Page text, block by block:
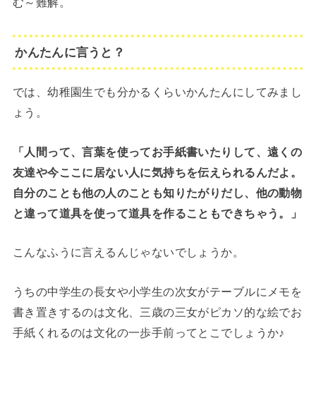
かんたんに言うと？
では、幼稚園生でも分かるくらいかんたんにしてみまし
ょう。
「人間って、言葉を使ってお手紙書いたりして、遠くの
友達や今ここに居ない人に気持ちを伝えられるんだよ。
自分のことも他の人のことも知りたがりだし、他の動物
と違って道具を使って道具を作ることもできちゃう。」
こんなふうに言えるんじゃないでしょうか。
うちの中学生の長女や小学生の次女がテーブルにメモを
書き置きするのは文化、三歳の三女がピカソ的な絵でお
手紙くれるのは文化の一歩手前ってとこでしょうか♪